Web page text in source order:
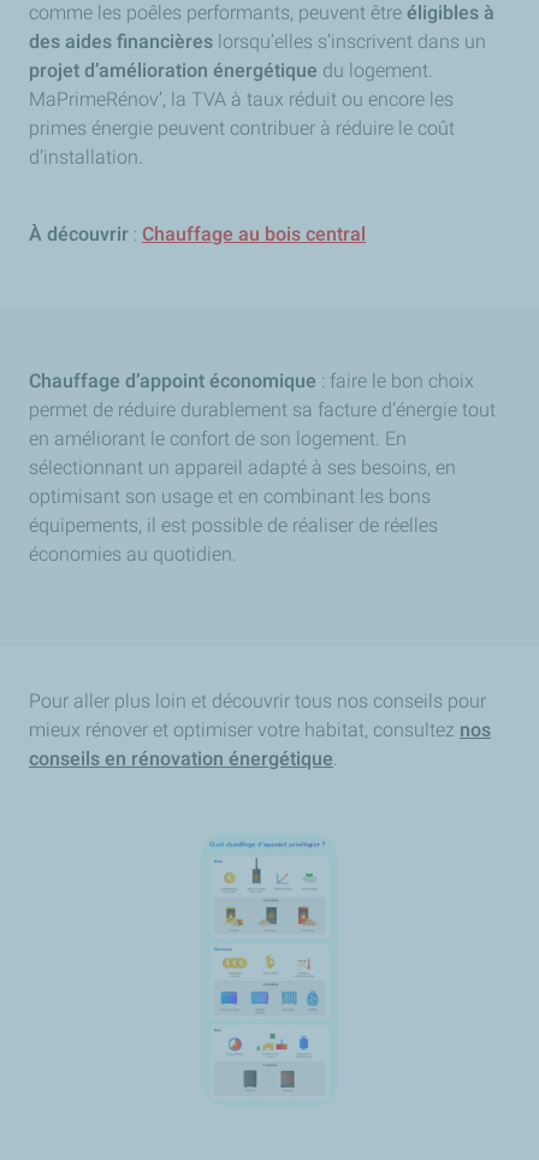
comme les poêles performants, peuvent être éligibles à
des aides financières lorsqu’elles s’inscrivent dans un
projet d’amélioration énergétique du logement.
MaPrimeRénov’, la TVA à taux réduit ou encore les
primes énergie peuvent contribuer à réduire le coût
d’installation.
À découvrir : Chauffage au bois central
Chauffage d’appoint économique : faire le bon choix
permet de réduire durablement sa facture d’énergie tout
en améliorant le confort de son logement. En
sélectionnant un appareil adapté à ses besoins, en
optimisant son usage et en combinant les bons
équipements, il est possible de réaliser de réelles
économies au quotidien.
Pour aller plus loin et découvrir tous nos conseils pour
mieux rénover et optimiser votre habitat, consultez nos
conseils en rénovation énergétique.